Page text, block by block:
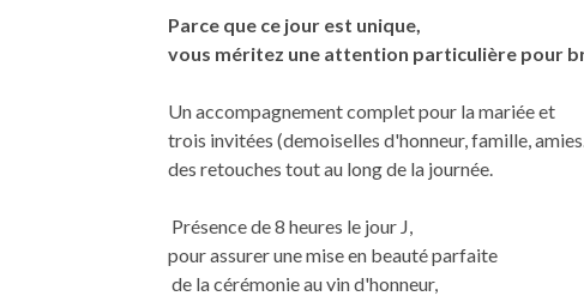
Parce que ce jour est unique,
vous méritez une attention particulière pour
Un accompagnement complet pour la mariée et
trois invitées (demoiselles d'honneur, famille,
des retouches tout au long de la journée.
Présence de 8 heures le jour J,
pour assurer une mise en beauté parfaite
de la cérémonie au vin d'honneur,